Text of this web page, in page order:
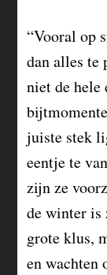
“Vooral op
dan alles te
niet de hele
juiste stek
eentje te
zijn ze
de winter is
grote klus,
en wachten